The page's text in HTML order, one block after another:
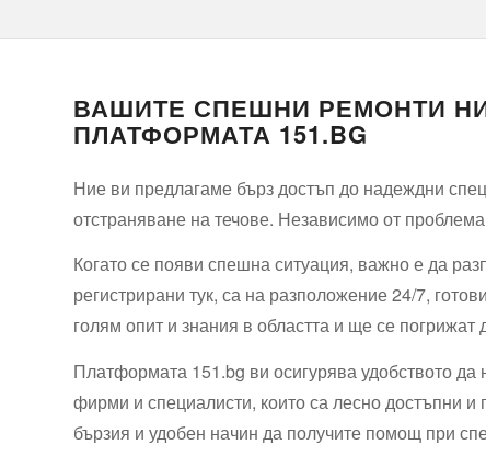
ВАШИТЕ СПЕШНИ РЕМОНТИ
ПЛАТФОРМАТА 151.BG
Ние ви предлагаме бърз достъп до надеждни
отстраняване на течове. Независимо от
Когато се появи спешна ситуация, важно е да
регистрирани тук, са на разположение 24/7,
голям опит и знания в областта и ще се
Платформата 151.bg ви осигурява удобството
фирми и специалисти, които са лесно достъпни и
бързия и удобен начин да получите помощ при